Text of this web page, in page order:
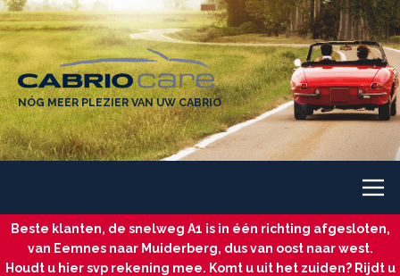
NÓG MEER PLEZIER VAN UW CABRIO
Beste klanten, de snelweg A1 is in één richting afgesloten,
van Eemnes naar Muiderberg, dus van oost naar west.
Houdt u hier svp rekening mee. Komt u uit het zuiden? Rijdt u